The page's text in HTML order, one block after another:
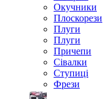
Окучники
Плоскорези
Плуги
Плуги
Причепи
Сівалки
Ступиці
Фрези